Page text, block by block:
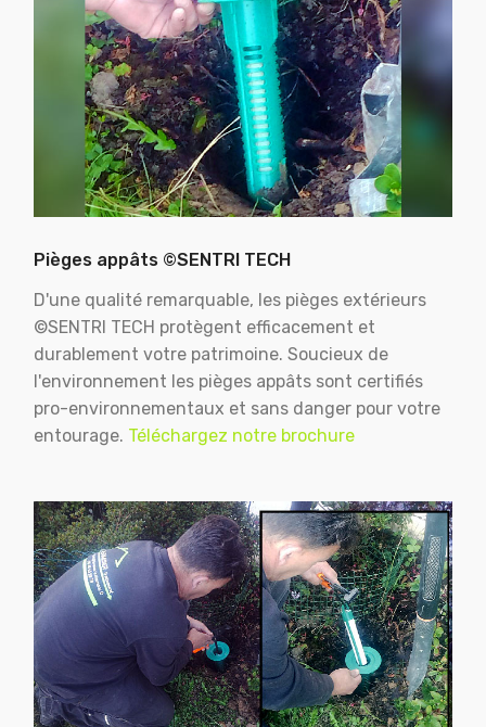
Pièges appâts ©SENTRI TECH
D'une qualité remarquable, les pièges extérieurs
©SENTRI TECH protègent efficacement et
durablement votre patrimoine. Soucieux de
l'environnement les pièges appâts sont certifiés
pro-environnementaux et sans danger pour votre
entourage. Téléchargez notre brochure